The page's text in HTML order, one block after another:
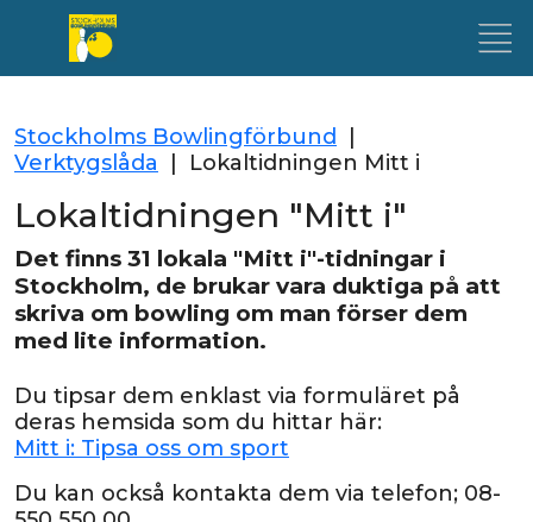
Stockholms Bowlingförbund
Verktygslåda
Lokaltidningen Mitt i
Lokaltidningen "Mitt i"
Det finns 31 lokala "Mitt i"-tidningar i
Stockholm, de brukar vara duktiga på att
skriva om bowling om man förser dem
med lite information.
Du tipsar dem enklast via formuläret på
deras hemsida som du hittar här:
Mitt i: Tipsa oss om sport
Du kan också kontakta dem via telefon; 08-